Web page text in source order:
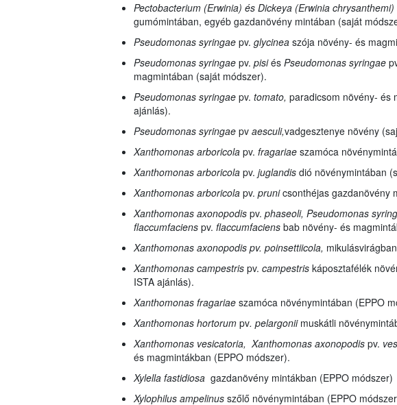
Pectobacterium (Erwinia) és Dickeya (Erwinia chrysanthemi)
gumómintában, egyéb gazdanövény mintában (saját
Pseudomonas syringaepv. glycineaszója növény- és
Pseudomonas syringaepv. pisiésPseudomonas syringae
magmintában (saját módszer).
Pseudomonas syringae pv. tomato, paradicsom növény- és
ajánlás).
Pseudomonas syringae pv aesculi,vadgesztenye növény
Xanthomonas arboricolapv. fragariae szamóca
Xanthomonas arboricolapv. juglandisdió növénymintában
Xanthomonas arboricolapv. prunicsonthéjas gazdanövény
Xanthomonas axonopodispv. phaseoli, Pseudomonas
flaccumfacienspv. flaccumfaciens bab növény- és
Xanthomonas axonopodis pv. poinsettiicola,
Xanthomonas campestrispv. campestriskáposztafélék
ISTA ajánlás).
Xanthomonas fragariae szamóca növénymintában (EPPO
Xanthomonas hortorum pv. pelargoniimuskátli
Xanthomonas vesicatoria, Xanthomonas axonopodispv.
és magmintákban (EPPO módszer).
Xylella fastidiosa gazdanövény mintákban (EPPO módszer)
Xylophilus ampelinusszőlő növénymintában (EPPO